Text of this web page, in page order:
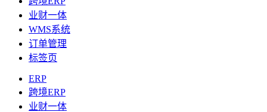
业财一体
WMS系统
订单管理
标签页
ERP
跨境ERP
业财一体